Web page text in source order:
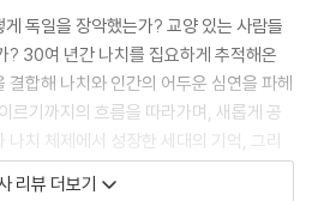
중에서
분법에 매우 빠르게 강력히 이끌려 ‘그
라고 생각하는 성향을 갖게 되는 것은 신
다. 그렇다면 누구를 그들로 여기고 누구
람을 조종하기란 믿을 수 없을 만큼 쉽다.
짓 종형성(種形成)[다시 말해서 누가 ‘우
독일을 장악했는가? 교양 있는 사람들
? 30여 년간 나치를 집요하게 추적해온
결합해 나치와 인간의 어두운 심연을 파헤
르기까지의 흐름을 따라가며, 새롭게 공
치 체제에서 성장한 세대의 기억, 그리
구 등 심리학의 최신 학문성과를 활용해
리뷰 더보기